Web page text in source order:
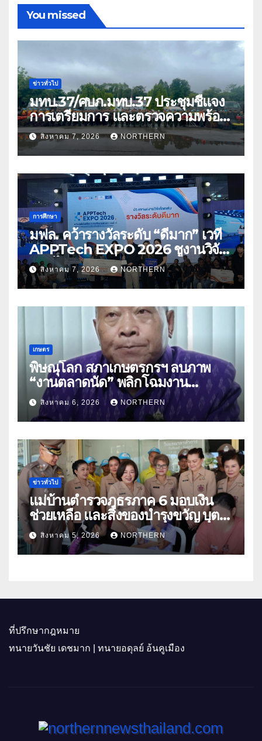
You missed
ข่าวทั่วไป
มทบ.37/ศบภ.มทบ.37 ประชุมชี้แจง
การเตรียมการ และตรวจความพร้อม
ด้านการบรรเทาสาธารณภัย
สิงหาคม 7, 2026 NORTHERN
การศึกษา
มฟล. คว้ารางวัลระดับ “ดีมาก” เวที
APPTech EXPO 2026 ชูงานวิจัย
สมุนไพร ขับเคลื่อนนวัตกรรมสู่เชิง
พาณิชย์
สิงหาคม 7, 2026 NORTHERN
เกษตร
พิษณุโลก สภาเกษตรกรฯ ลบภาพ
“งานตลาดนัด” พลิกโฉมงาน
“เกษตรรุ่งเรืองเมืองสองแคว 69” มุ่ง
ประโยชน์เกษตรกร ดึงนวัตกรรม-จับ
คู่ธุรกิจดันสินค้าเกษตรสู่สากล (คลิป)
สิงหาคม 6, 2026 NORTHERN
ข่าวทั่วไป
แม่บ้านตำรวจภูธรภาค 6 มอบเงิน
ช่วยเหลือ และสิ่งของบำรุงขวัญ บุตร-
ธิดา ข้าราชการตำรวจจังหวัด
อุทัยธานี
สิงหาคม 5, 2026 NORTHERN
ที่ปรึกษากฎหมาย
ทนายวันชัย เดชมาก | ทนายอดุลย์ อ้นคูเมือง